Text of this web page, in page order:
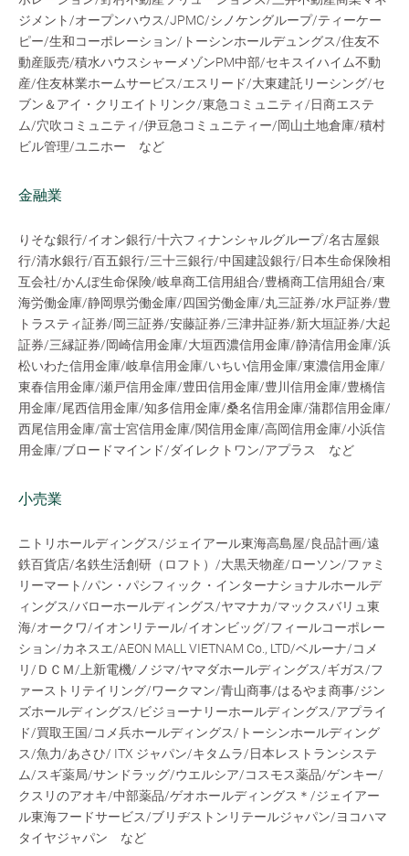
ジメント/オープンハウス/JPMC/シノケングループ/ティーケー
ピー/生和コーポレーション/トーシンホールデュングス/住友不
動産販売/積水ハウスシャーメゾンPM中部/セキスイハイム不動
産/住友林業ホームサービス/エスリード/大東建託リーシング/セ
ブン＆アイ・クリエイトリンク/東急コミュニティ/日商エステ
ム/穴吹コミュニティ/伊豆急コミュニティー/岡山土地倉庫/積村
ビル管理/ユニホー など
金融業
りそな銀行/イオン銀行/十六フィナンシャルグループ/名古屋銀
行/清水銀行/百五銀行/三十三銀行/中国建設銀行/日本生命保険相
互会社/かんぽ生命保険/岐阜商工信用組合/豊橋商工信用組合/東
海労働金庫/静岡県労働金庫/四国労働金庫/丸三証券/水戸証券/豊
トラスティ証券/岡三証券/安藤証券/三津井証券/新大垣証券/大起
証券/三縁証券/岡崎信用金庫/大垣西濃信用金庫/静清信用金庫/浜
松いわた信用金庫/岐阜信用金庫/いちい信用金庫/東濃信用金庫/
東春信用金庫/瀬戸信用金庫/豊田信用金庫/豊川信用金庫/豊橋信
用金庫/尾西信用金庫/知多信用金庫/桑名信用金庫/蒲郡信用金庫/
西尾信用金庫/富士宮信用金庫/関信用金庫/高岡信用金庫/小浜信
用金庫/ブロードマインド/ダイレクトワン/アプラス など
小売業
ニトリホールディングス/ジェイアール東海高島屋/良品計画/遠
鉄百貨店/名鉄生活創研（ロフト）/大黒天物産/ローソン/ファミ
リーマート/パン・パシフィック・インターナショナルホールデ
ィングス/バローホールディングス/ヤマナカ/マックスバリュ東
海/オークワ/イオンリテール/イオンビッグ/フィールコーポレー
ション/カネスエ/AEON MALL VIETNAM Co., LTD/ベルーナ/コメ
リ/ＤＣＭ/上新電機/ノジマ/ヤマダホールディングス/ギガス/フ
ァーストリテイリング/ワークマン/青山商事/はるやま商事/ジン
ズホールディングス/ビジョーナリーホールディングス/アプライ
ド/買取王国/コメ兵ホールディングス/トーシンホールディング
ス/魚力/あさひ/ ITX ジャパン/キタムラ/日本レストランシステ
ム/スギ薬局/サンドラッグ/ウエルシア/コスモス薬品/ゲンキー/
クスリのアオキ/中部薬品/ゲオホールディングス＊/ジェイアー
ル東海フードサービス/ブリヂストンリテールジャパン/ヨコハマ
タイヤジャパン など